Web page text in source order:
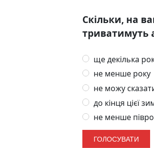
Скільки, на
триватимуть
ще декілька
не менше року
не можу
до кінця цієї
не менше